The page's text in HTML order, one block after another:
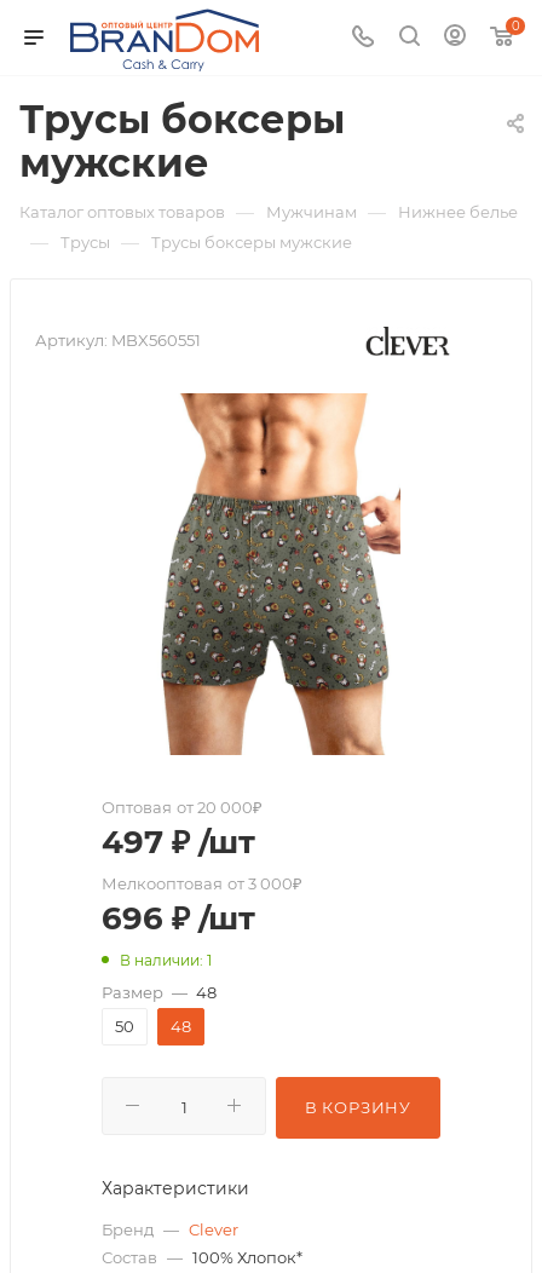
0
Трусы боксеры
мужские
Каталог оптовых товаров — Мужчинам — Нижнее белье
— Трусы — Трусы боксеры мужские
Артикул: MBX560551
Оптовая от 20 000₽
497 ₽ /шт
Мелкооптовая от 3 000₽
696 ₽ /шт
В наличии: 1
Размер — 48
50
48
В КОРЗИНУ
Характеристики
Бренд — Clever
Состав — 100% Хлопок*